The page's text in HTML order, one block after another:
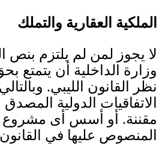
الملكية العقارية والتملك
لا يجوز لمن لم يلتزم بنص
وزارة الداخلية أن يتمتع
نظر القانون الليبي.
الاتفاقيات الدولية
مقننة. أو أسس أى مشروع
المنصوص عليها في القانون